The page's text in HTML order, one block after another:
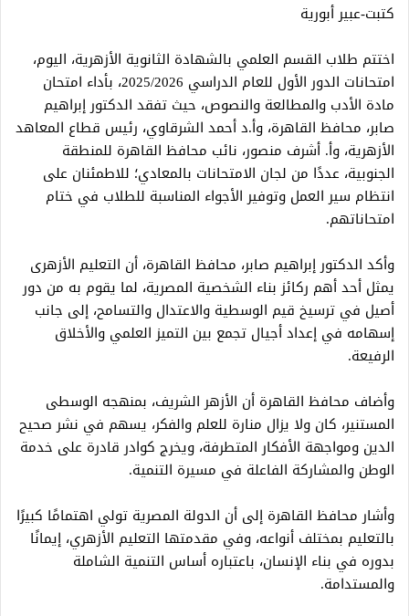
كتبت-عبير أبورية
اختتم طلاب القسم العلمي بالشهادة الثانوية الأزهرية، اليوم،
امتحانات الدور الأول للعام الدراسي 2025/2026، بأداء امتحان
مادة الأدب والمطالعة والنصوص، حيث تفقد الدكتور إبراهيم
صابر، محافظ القاهرة، وأ.د أحمد الشرقاوي، رئيس قطاع المعاهد
الأزهرية، وأ. أشرف منصور، نائب محافظ القاهرة للمنطقة
الجنوبية، عددًا من لجان الامتحانات بالمعادي؛ للاطمئنان على
انتظام سير العمل وتوفير الأجواء المناسبة للطلاب في ختام
امتحاناتهم.
وأكد الدكتور إبراهيم صابر، محافظ القاهرة، أن التعليم الأزهرى
يمثل أحد أهم ركائز بناء الشخصية المصرية، لما يقوم به من دور
أصيل في ترسيخ قيم الوسطية والاعتدال والتسامح، إلى جانب
إسهامه في إعداد أجيال تجمع بين التميز العلمي والأخلاق
الرفيعة.
وأضاف محافظ القاهرة أن الأزهر الشريف، بمنهجه الوسطى
المستنير، كان ولا يزال منارة للعلم والفكر، يسهم في نشر صحيح
الدين ومواجهة الأفكار المتطرفة، ويخرج كوادر قادرة على خدمة
الوطن والمشاركة الفاعلة في مسيرة التنمية.
وأشار محافظ القاهرة إلى أن الدولة المصرية تولي اهتمامًا كبيرًا
بالتعليم بمختلف أنواعه، وفي مقدمتها التعليم الأزهري، إيمانًا
بدوره في بناء الإنسان، باعتباره أساس التنمية الشاملة
والمستدامة.